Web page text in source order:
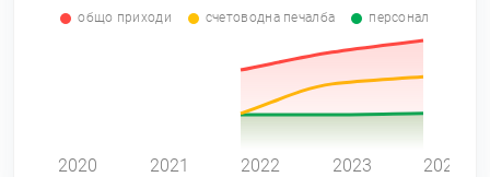
общо приходи счетоводна печалба персонал
2020 2021 2022 2023 2024